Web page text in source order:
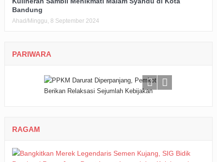
Bandung
Ahad/Minggu, 8 September 2024
PARIWARA
RAGAM